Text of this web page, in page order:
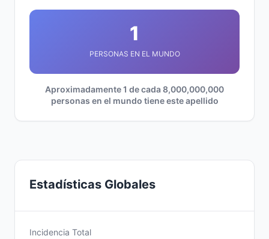
1
PERSONAS EN EL MUNDO
Aproximadamente 1 de cada 8,000,000,000
personas en el mundo tiene este apellido
Estadísticas Globales
Incidencia Total